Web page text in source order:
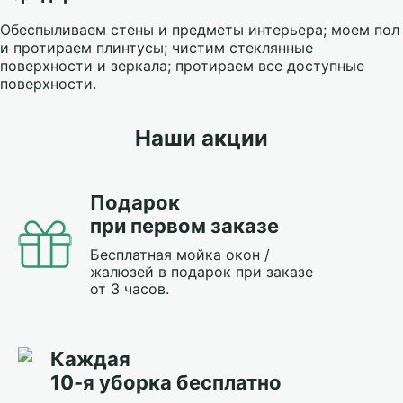
Обеспыливаем стены и предметы интерьера; моем пол
и протираем плинтусы; чистим стеклянные
поверхности и зеркала; протираем все доступные
поверхности.
Наши акции
Подарок
при первом заказе
Бесплатная мойка окон /
жалюзей в подарок при заказе
от 3 часов.
Каждая
10-я уборка бесплатно